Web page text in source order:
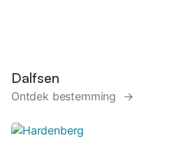
Dalfsen
Ontdek bestemming →